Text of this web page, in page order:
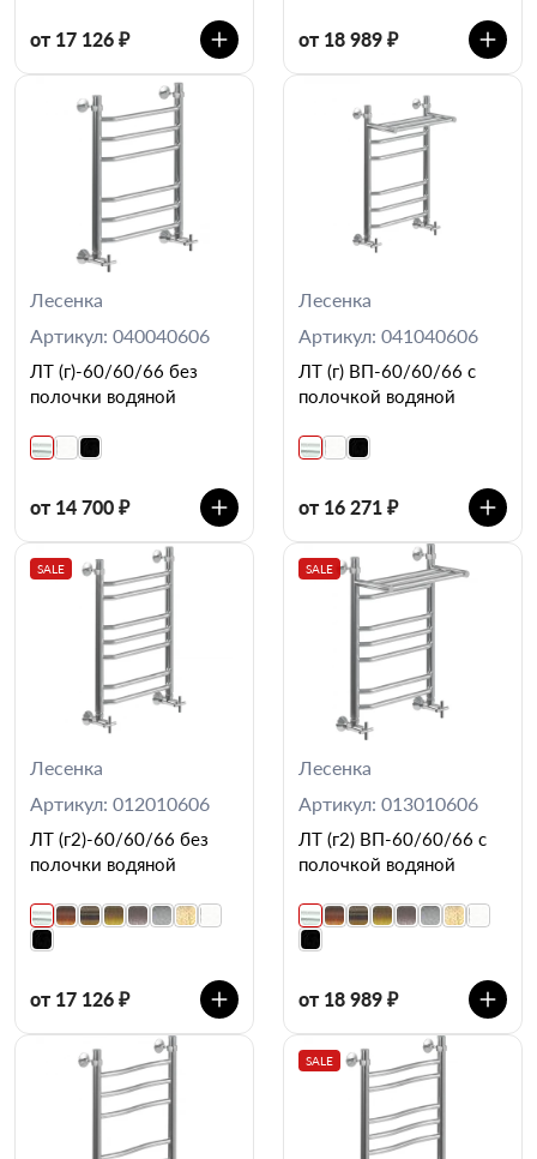
от 17 126 ₽ от 18 989 ₽
Лесенка
Артикул: 040040606
ЛТ (г)-60/60/66 без
полочки водяной
от 14 700 ₽
Лесенка
Артикул: 041040606
ЛТ (г) ВП-60/60/66 с
полочкой водяной
от 16 271 ₽
SALE
Лесенка
Артикул: 012010606
ЛТ (г2)-60/60/66 без
полочки водяной
от 17 126 ₽
SALE
Лесенка
Артикул: 013010606
ЛТ (г2) ВП-60/60/66 с
полочкой водяной
от 18 989 ₽
SALE